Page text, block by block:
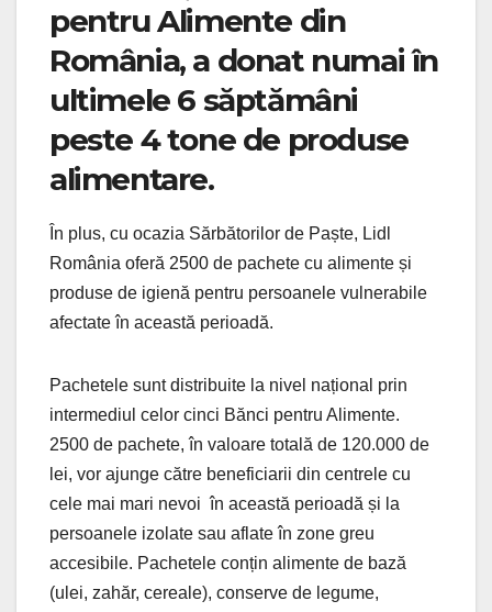
pentru Alimente din
România, a donat numai în
ultimele 6 săptămâni
peste 4 tone de produse
alimentare.
În plus, cu ocazia Sărbătorilor de Paște, Lidl
România oferă 2500 de pachete cu alimente și
produse de igienă pentru persoanele vulnerabile
afectate în această perioadă.
Pachetele sunt distribuite la nivel național prin
intermediul celor cinci Bănci pentru Alimente.
2500 de pachete, în valoare totală de 120.000 de
lei, vor ajunge către beneficiarii din centrele cu
cele mai mari nevoi în această perioadă și la
persoanele izolate sau aflate în zone greu
accesibile. Pachetele conțin alimente de bază
(ulei, zahăr, cereale), conserve de legume,